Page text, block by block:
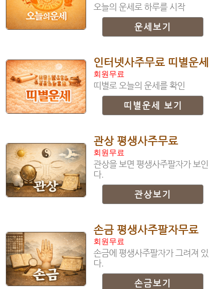
오늘의 운세로 하루를 시작
운세보기
인터넷사주무료 띠별운세
회원무료
띠별로 오늘의 운세를 확인
띠별운세 보기
관상 평생사주무료
회원무료
관상을 보면 평생사주팔자가 보인
다.
관상보기
손금 평생사주팔자무료
회원무료
손금에 평생사주팔자가 그려져 있
다.
손금보기